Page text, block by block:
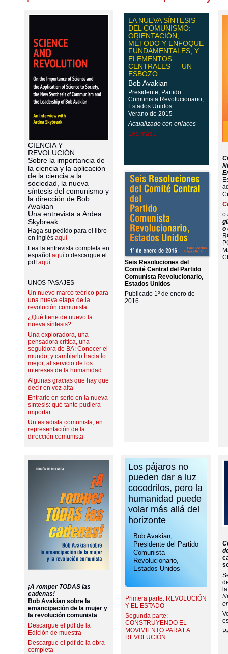
CIENCIA Y
REVOLUCIÓN
Sobre la importancia de
la ciencia y la aplicación
de la ciencia a la
sociedad, la nueva
síntesis del comunismo y
la dirección de Bob
Avakian
Una entrevista a Ardea
Skybreak
Haga su pedido para el libro
en inglés aquí
Lea la entrevista completa en
español aquío descargue el
pdfaquí
UNOS PASAJES
Un nuevo marco teórico para
una nueva etapa de la
revolución comunista
¿Qué tiene de nuevo la
nueva síntesis?
Una exploradora, una
pensadora crítica, una
seguidora de BA: Conocer el
mundo, y cambiarlo hacia lo
mejor, al servicio de los
intereses de la humanidad
Algunas gracias que hay que
decir en voz alta
Entrarle en serio en la nueva
síntesis: qué tanto pudiera
importar
Un estadista comunista, en
representación de la
dirección comunista
LA NUEVA SÍNTESIS
DEL COMUNISMO:
ORIENTACIÓN,
MÉTODO Y ENFOQUE
FUNDAMENTALES, Y
ELEMENTOS
CENTRALES — UN
ESBOZO
Bob Avakian
Presidente, Partido
Comunista Revolucionario,
Estados Unidos
Verano de 2015
Actualizado con enlaces
Lea más...
Seis Resoluciones del
Comité Central del Partido
Comunista Revolucionario,
Estados Unidos
Publicado 1º de enero de
2016
o
o
¡A romper TODAS las
cadenas!
Bob Avakian sobre la
emancipación de la mujer y
la revolución comunista
Descargue el pdf de la
Edición de muestra
Descargue el pdf de la obra
completa
Los pájaros no
pueden dar a luz
cocodrilos, pero la
humanidad puede
volar más allá del
horizonte
Bob Avakian,
Presidente del Partido
Comunista
Revolucionario,
Estados Unidos
Primera parte: REVOLUCIÓN
Y EL ESTADO
Segunda parte:
CONSTRUYENDO EL
MOVIMIENTO PARA LA
REVOLUCIÓN